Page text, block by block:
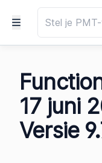
17 juni
Versie